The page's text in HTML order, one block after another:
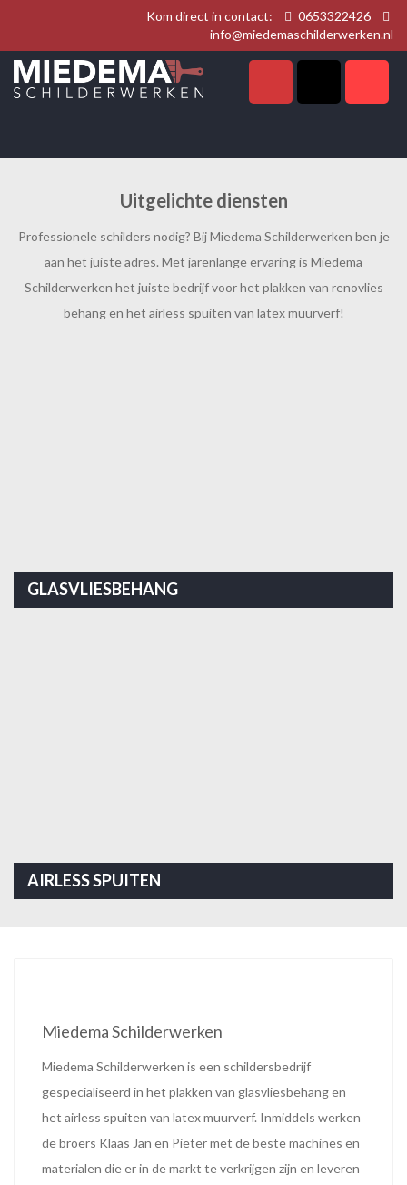
Kom direct in contact:
0653322426
info@miedemaschilderwerken.nl
Uitgelichte diensten
Professionele schilders nodig? Bij Miedema Schilderwerken ben je
aan het juiste adres. Met jarenlange ervaring is Miedema
Schilderwerken het juiste bedrijf voor het plakken van renovlies
behang en het airless spuiten van latex muurverf!
GLASVLIESBEHANG
AIRLESS SPUITEN
Miedema Schilderwerken
Miedema Schilderwerken is een schildersbedrijf
gespecialiseerd in het plakken van glasvliesbehang en
het airless spuiten van latex muurverf. Inmiddels werken
de broers Klaas Jan en Pieter met de beste machines en
materialen die er in de markt te verkrijgen zijn en leveren